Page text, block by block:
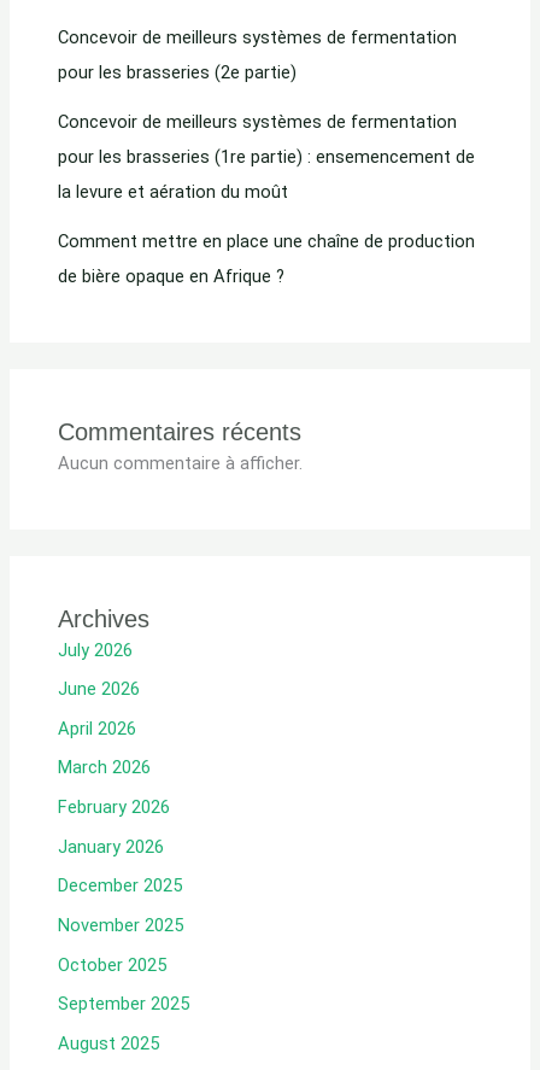
Concevoir de meilleurs systèmes de fermentation
pour les brasseries (2e partie)
Concevoir de meilleurs systèmes de fermentation
pour les brasseries (1re partie) : ensemencement de
la levure et aération du moût
Comment mettre en place une chaîne de production
de bière opaque en Afrique ?
Commentaires récents
Aucun commentaire à afficher.
Archives
July 2026
June 2026
April 2026
March 2026
February 2026
January 2026
December 2025
November 2025
October 2025
September 2025
August 2025